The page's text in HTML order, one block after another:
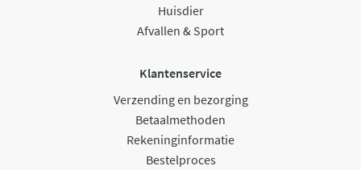
Huisdier
Afvallen & Sport
Klantenservice
Verzending en bezorging
Betaalmethoden
Rekeninginformatie
Bestelproces